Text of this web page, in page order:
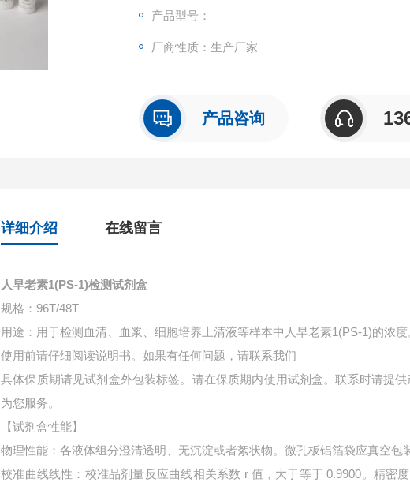
产品型号：
厂商性质：生产厂家
产品咨询
详细介绍 在线留言
人早老素1(PS-1)检测试剂盒
规格：96T/48T
用途：用于检测血清、血浆、细胞培养上清液等样本中 人早老素1(PS-1)的浓度
使用前请仔细阅读说明书。如果有任何问题，请联系我们
具体保质期请见试剂盒外包装标签。请在保质期内使用试剂盒。联系时请提
为您服务。
【试剂盒性能】
物理性能：各液体组分澄清透明、无沉淀或者絮状物。微孔板铝箔袋应真空包
校准曲线线性：校准品剂量反应曲线相关系数 r 值，大于等于 0.9900。精密